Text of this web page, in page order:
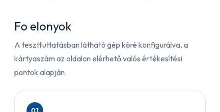
Fo elonyok
A tesztfuttatásban látható gép köré konfigurálva, a
kártyaszám az oldalon elérhető valós értékesítési
pontok alapján.